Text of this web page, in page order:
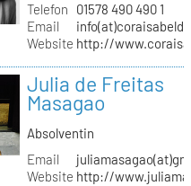
Telefon
01578 490 490 1
Email
Website http://
Julia de Freitas
Masagao
Absolventin
Email
Website http://